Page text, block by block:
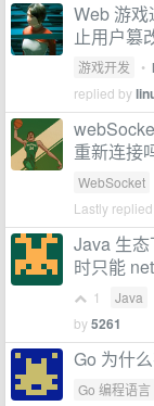
Web 游
止用户篡
游戏开发 •
replied by
重新连接
WebSocket
Lastly
Java 生
时只能
1 Java
by5261
Go 为什
Go 编程语言